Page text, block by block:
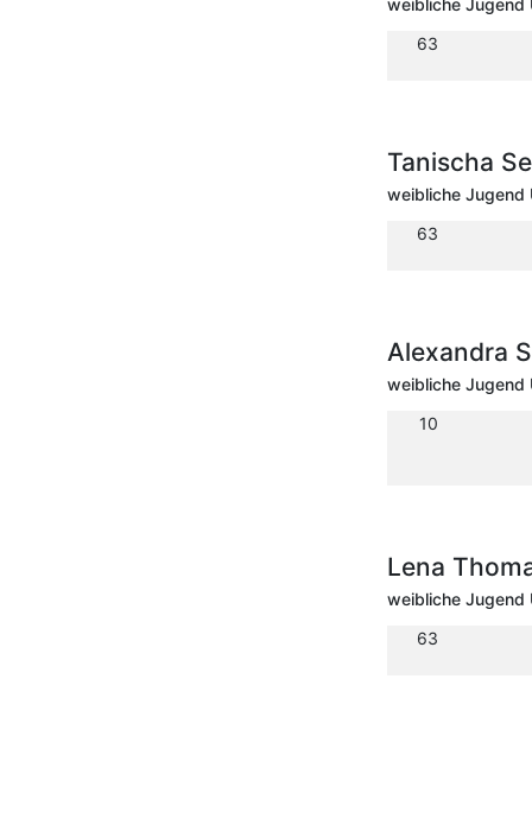
weibliche Jugend
63
Tanischa
weibliche Jugend
63
Alexandra
weibliche Jugend
10
Lena
weibliche Jugend
63